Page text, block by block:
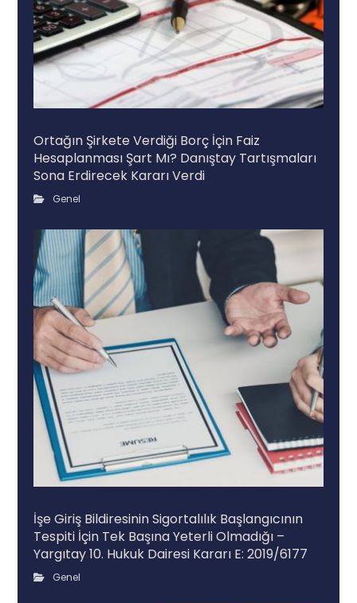
Ortağın Şirkete Verdiği Borç İçin Faiz
Hesaplanması Şart Mı? Danıştay Tartışmaları
Sona Erdirecek Kararı Verdi
Genel
İşe Giriş Bildiresinin Sigortalılık Başlangıcının
Tespiti İçin Tek Başına Yeterli Olmadığı –
Yargıtay 10. Hukuk Dairesi Kararı E: 2019/6177
Genel